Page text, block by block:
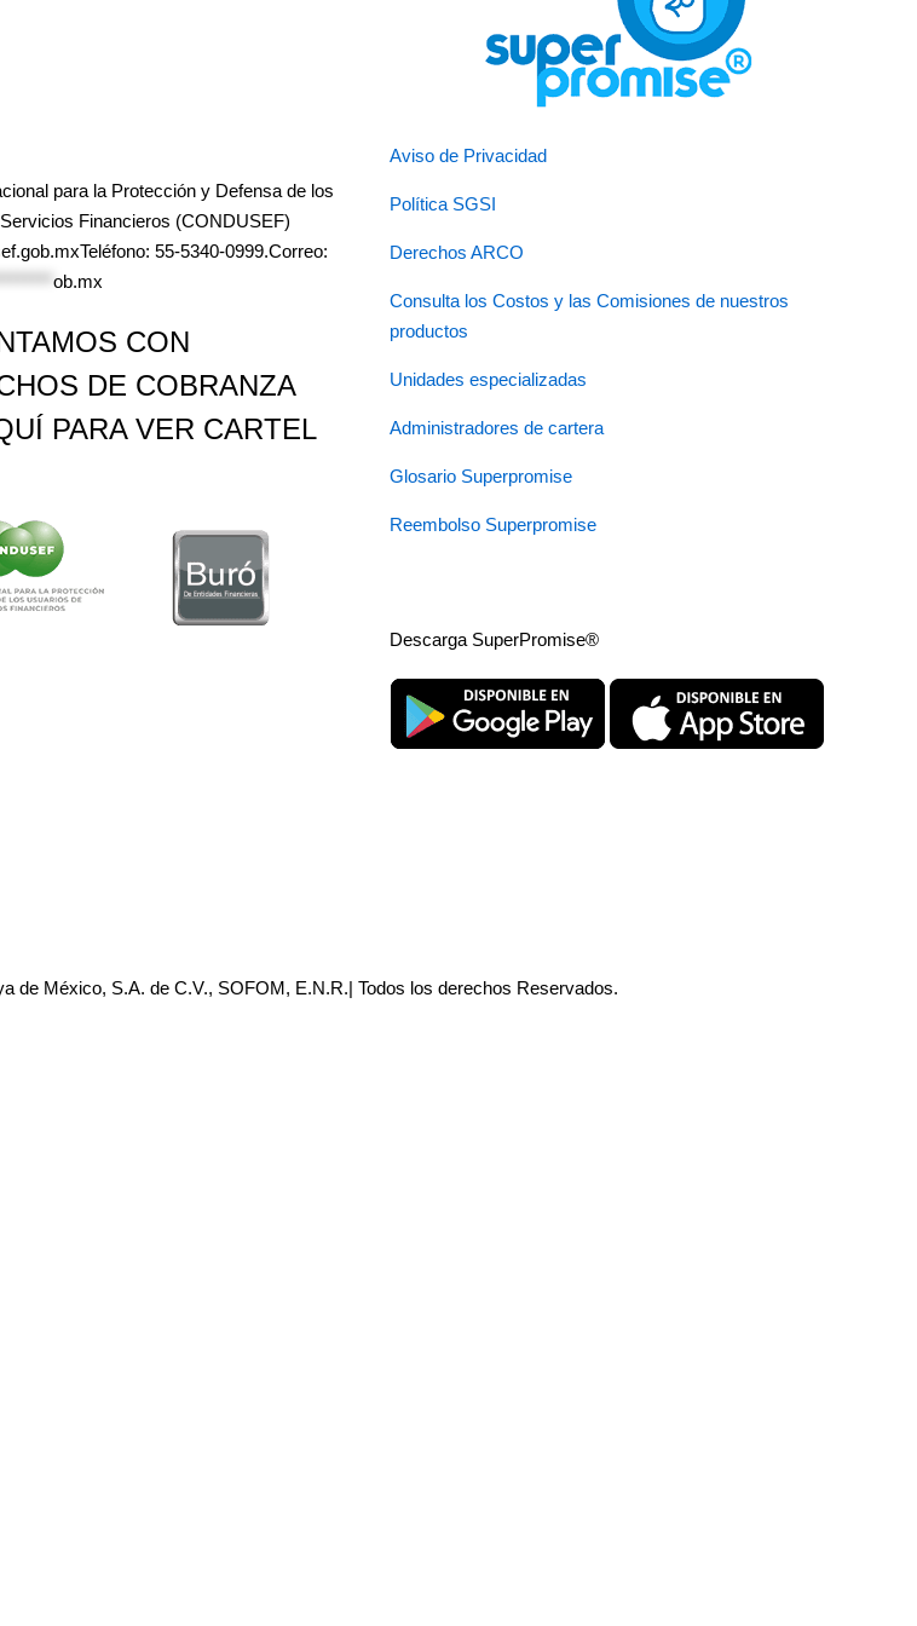
para la Protección y Defensa de los
Financieros (CONDUSEF)
55-5340-0999.Correo:
ob.mx
CON
DE COBRANZA
PARA VER CARTEL
Aviso de Privacidad
Política SGSI
Derechos ARCO
Consulta los Costos y las Comisiones de nuestros
productos
Unidades especializadas
Administradores de cartera
Glosario Superpromise
Reembolso Superpromise
Descarga SuperPromise®
de México, S.A. de C.V., SOFOM, E.N.R.| Todos los derechos Reservados.